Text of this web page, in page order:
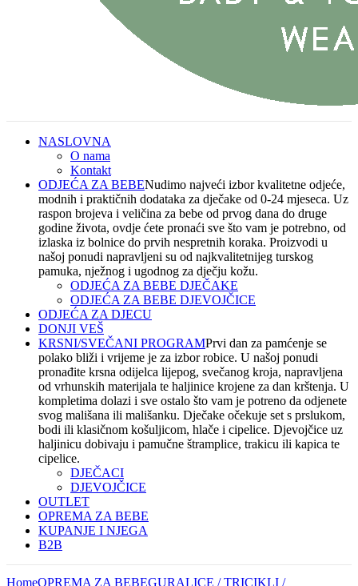
NASLOVNA
O nama
Kontakt
ODJEĆA ZA BEBENudimo najveći izbor kvalitetne odjeće,
modnih i praktičnih dodataka za dječake od 0-24 mjeseca. Uz
raspon brojeva i veličina za bebe od prvog dana do druge
godine života, ovdje ćete pronaći sve što vam je potrebno, od
izlaska iz bolnice do prvih nespretnih koraka. Proizvodi u
našoj ponudi napravljeni su od najkvalitetnijeg turskog
pamuka, nježnog i ugodnog za dječju kožu.
ODJEĆA ZA BEBE DJEČAKE
ODJEĆA ZA BEBE DJEVOJČICE
ODJEĆA ZA DJECU
DONJI VEŠ
KRSNI/SVEČANI PROGRAMPrvi dan za pamćenje se
polako bliži i vrijeme je za izbor robice. U našoj ponudi
pronađite krsna odijelca lijepog, svečanog kroja, napravljena
od vrhunskih materijala te haljinice krojene za dan krštenja. U
kompletima dolazi i sve ostalo što vam je potreno da odjenete
svog mališana ili mališanku. Dječake očekuje set s prslukom,
bodi ili klasičnom košuljicom, hlače i cipelice. Djevojčice uz
haljinicu dobivaju i pamučne štramplice, trakicu ili kapica te
cipelice.
DJEČACI
DJEVOJČICE
OUTLET
OPREMA ZA BEBE
KUPANJE I NJEGA
B2B
HomeOPREMA ZA BEBEGURALICE / TRICIKLI /